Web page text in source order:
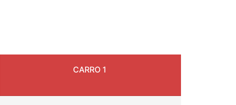
CARRO 1